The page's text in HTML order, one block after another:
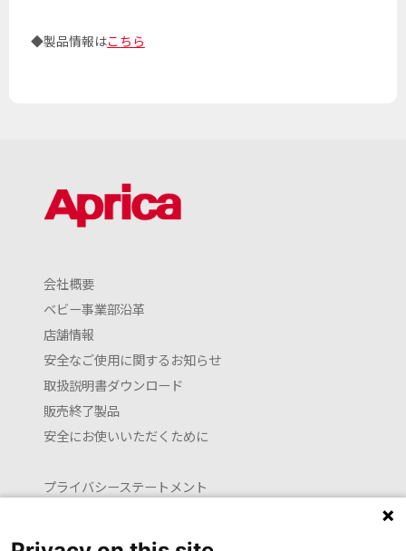
◆製品情報はこちら
会社概要
ベビー事業部沿革
店舗情報
安全なご使用に関するお知らせ
取扱説明書ダウンロード
販売終了製品
安全にお使いいただくために
プライバシーステートメント